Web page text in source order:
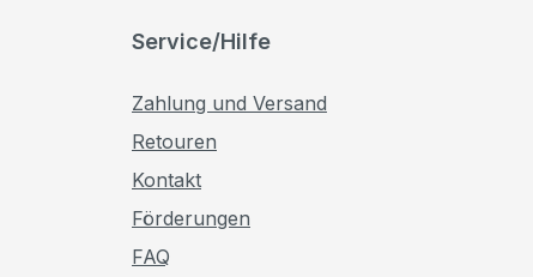
Service/Hilfe
Zahlung und Versand
Retouren
Kontakt
Förderungen
FAQ